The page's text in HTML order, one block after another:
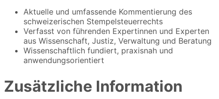
Aktuelle und umfassende Kommentierung des
schweizerischen Stempelsteuerrechts
Verfasst von führenden Expertinnen und Experten
aus Wissenschaft, Justiz, Verwaltung und Beratung
Wissenschaftlich fundiert, praxisnah und
anwendungsorientiert
Zusätzliche Information